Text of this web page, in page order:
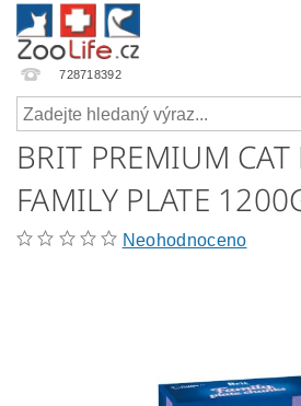
728718392
BRIT PREMIUM CAT
FAMILY PLATE
Neohodnoceno